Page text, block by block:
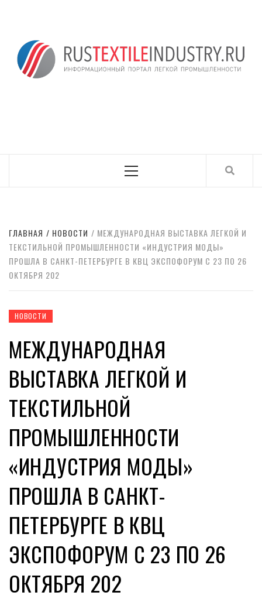
Menu
ГЛАВНАЯ НОВОСТИ
МЕЖДУНАРОДНАЯ ВЫСТАВКА ЛЕГКОЙ И
ТЕКСТИЛЬНОЙ ПРОМЫШЛЕННОСТИ «ИНДУСТРИЯ МОДЫ»
ПРОШЛА В САНКТ-ПЕТЕРБУРГЕ В КВЦ ЭКСПОФОРУМ С 23 ПО 26
ОКТЯБРЯ 202
НОВОСТИ
МЕЖДУНАРОДНАЯ
ВЫСТАВКА ЛЕГКОЙ И
ТЕКСТИЛЬНОЙ
ПРОМЫШЛЕННОСТИ
«ИНДУСТРИЯ МОДЫ»
ПРОШЛА В САНКТ-
ПЕТЕРБУРГЕ В КВЦ
ЭКСПОФОРУМ С 23 ПО 26
ОКТЯБРЯ 202